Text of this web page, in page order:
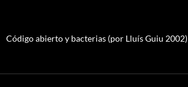
Código abierto y bacterias (por Lluís Guiu 2002)